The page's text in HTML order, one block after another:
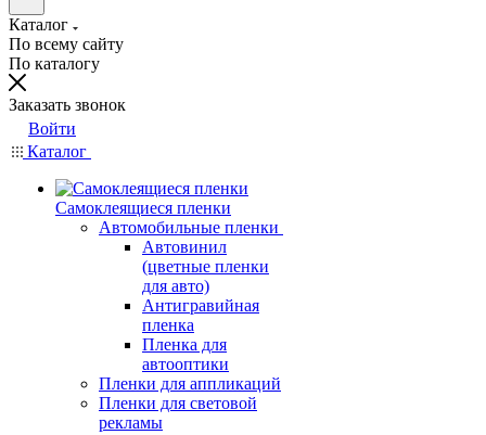
Каталог
По всему сайту
По каталогу
Заказать звонок
Войти
Каталог
Самоклеящиеся пленки
Автомобильные пленки
Автовинил
(цветные пленки
для авто)
Антигравийная
пленка
Пленка для
автооптики
Пленки для аппликаций
Пленки для световой
рекламы